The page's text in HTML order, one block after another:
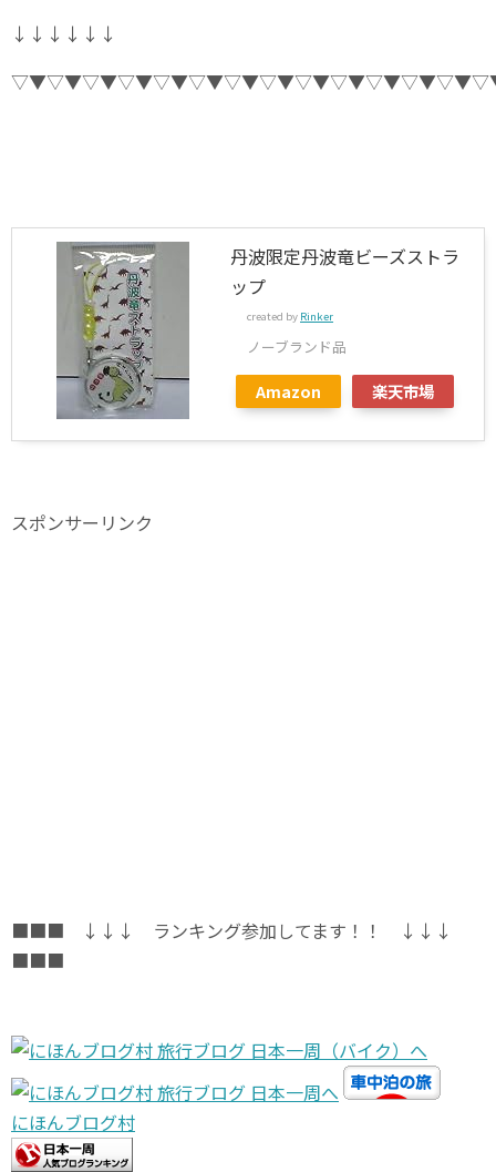
↓↓↓↓↓↓
丹波限定丹波竜ビーズストラ
ップ
created by Rinker
ノーブランド品
Amazon 楽天市場
スポンサーリンク
■■■ ↓↓↓ ランキング参加してます！！ ↓↓↓
■■■
にほんブログ村